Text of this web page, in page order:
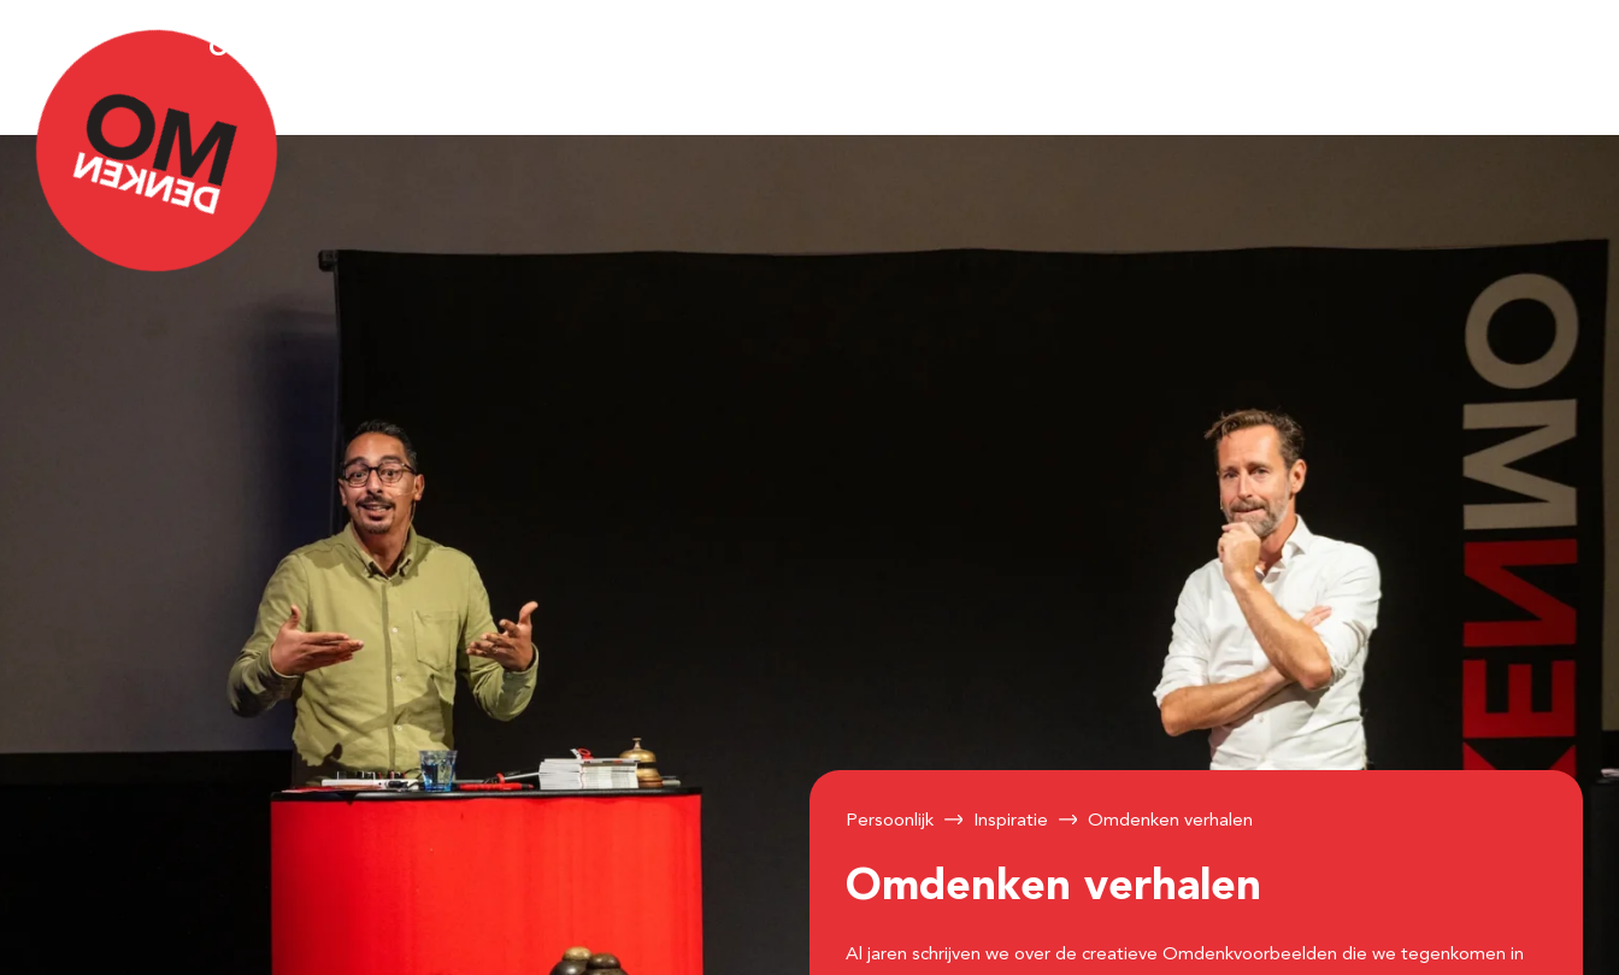
Over Omdenken
Persoonlijk Inspiratie Omdenken verhalen
Omdenken verhalen
Al jaren schrijven we over de creatieve Omdenkvoorbeelden die we tegenkomen in